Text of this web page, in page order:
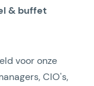
& buffet
voor onze
CIO's,